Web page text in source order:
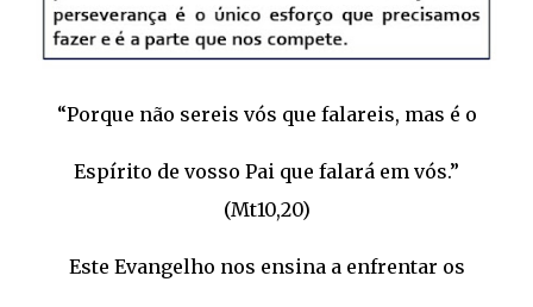
“Porque não sereis vós que falareis, mas é o
Espírito de vosso Pai que falará em vós.”
(Mt10,20)
Este Evangelho nos ensina a enfrentar os